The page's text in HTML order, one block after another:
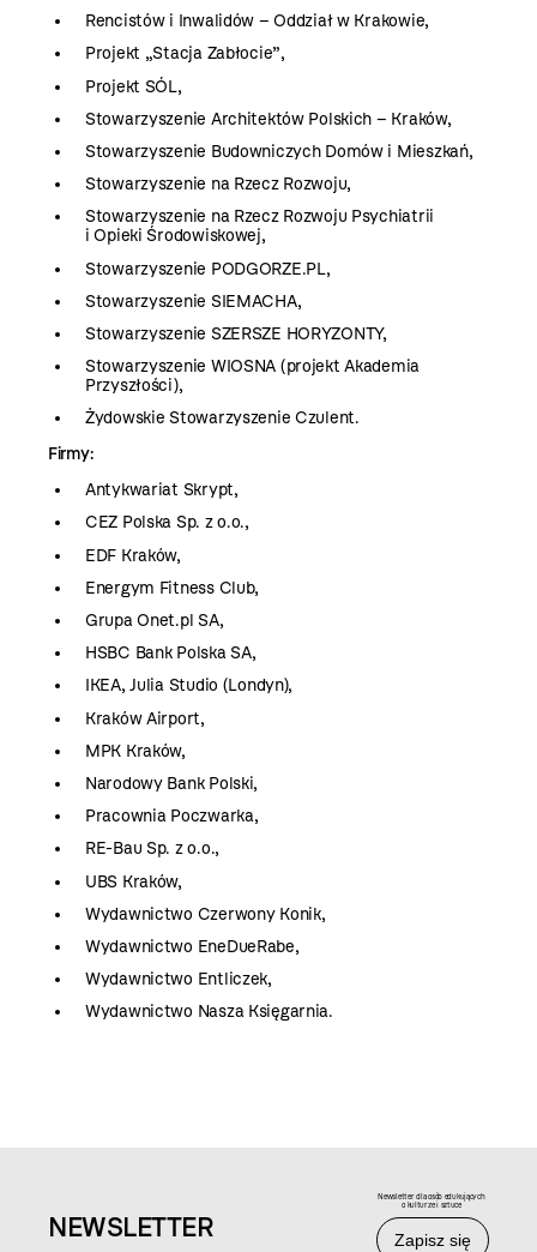
Rencistów i Inwalidów – Oddział w Krakowie,
Projekt „Stacja Zabłocie”,
Projekt SÓL,
Stowarzyszenie Architektów Polskich – Kraków,
Stowarzyszenie Budowniczych Domów i Mieszkań,
Stowarzyszenie na Rzecz Rozwoju,
Stowarzyszenie na Rzecz Rozwoju Psychiatrii
i Opieki Środowiskowej,
Stowarzyszenie PODGORZE.PL,
Stowarzyszenie SIEMACHA,
Stowarzyszenie SZERSZE HORYZONTY,
Stowarzyszenie WIOSNA (projekt Akademia
Przyszłości),
Żydowskie Stowarzyszenie Czulent.
Firmy:
Antykwariat Skrypt,
CEZ Polska Sp. z o.o.,
EDF Kraków,
Energym Fitness Club,
Grupa Onet.pl SA,
HSBC Bank Polska SA,
IKEA, Julia Studio (Londyn),
Kraków Airport,
MPK Kraków,
Narodowy Bank Polski,
Pracownia Poczwarka,
RE-Bau Sp. z o.o.,
UBS Kraków,
Wydawnictwo Czerwony Konik,
Wydawnictwo EneDueRabe,
Wydawnictwo Entliczek,
Wydawnictwo Nasza Księgarnia.
Newsletter dla osób edukujących
o kulturze i sztuce
Zapisz się
NEWSLETTER